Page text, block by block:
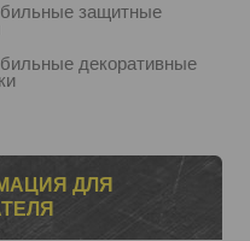
защитные
декоративные
ДЛЯ